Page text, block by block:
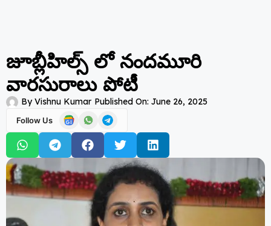
జూబ్లీహిల్స్ లో నందమూరి
వారసురాలు పోటీ
ByVishnu Kumar Published On: June 26, 2025
Follow Us